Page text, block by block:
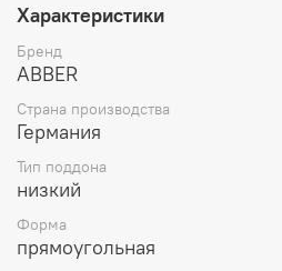
Характеристики
Бренд
ABBER
Страна производства
Германия
Тип поддона
низкий
Форма
прямоугольная